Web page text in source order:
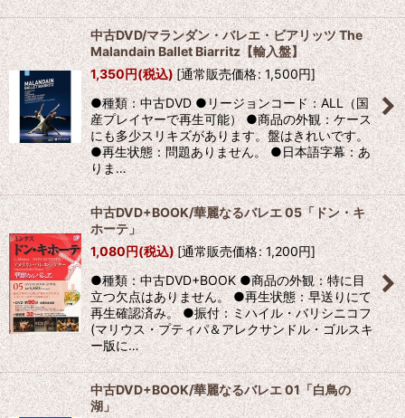
中古DVD/マランダン・バレエ・ビアリッツ The
Malandain Ballet Biarritz【輸入盤】
1,350円(税込) [通常販売価格: 1,500円]
●種類：中古DVD ●リージョンコード：ALL（国
産プレイヤーで再生可能） ●商品の外観：ケース
にも多少スリキズがあります。盤はきれいです。
●再生状態：問題ありません。 ●日本語字幕：あ
りま…
中古DVD+BOOK/華麗なるバレエ 05「ドン・キ
ホーテ」
1,080円(税込)[通常販売価格: 1,200円]
●種類：中古DVD+BOOK ●商品の外観：特に目
立つ欠点はありません。 ●再生状態：早送りにて
再生確認済み。 ●振付：ミハイル・バリシニコフ
(マリウス・プティパ＆アレクサンドル・ゴルスキ
ー版に…
中古DVD+BOOK/華麗なるバレエ 01「白鳥の
湖」